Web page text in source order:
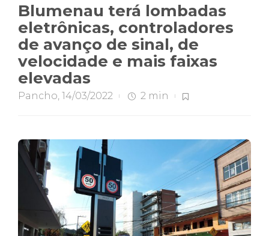
Blumenau terá lombadas
eletrônicas, controladores
de avanço de sinal, de
velocidade e mais faixas
elevadas
Pancho 14/03/2022 2 min